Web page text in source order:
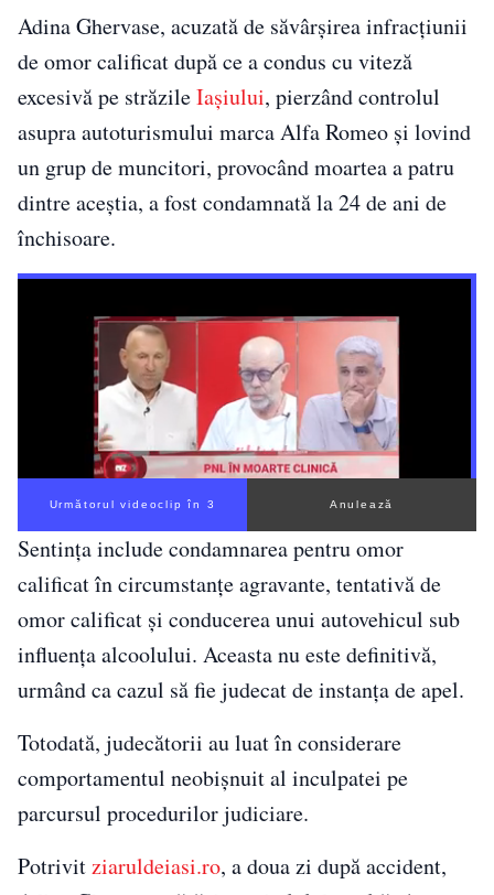
Adina Ghervase, acuzată de săvârșirea infracțiunii
de omor calificat după ce a condus cu viteză
excesivă pe străzileIașiului, pierzând controlul
asupra autoturismului marca Alfa Romeo și lovind
un grup de muncitori, provocând moartea a patru
dintre aceștia, a fost condamnată la 24 de ani de
închisoare.
Următorul videoclip în 2 Anulează
Sentința include condamnarea pentru omor
calificat în circumstanțe agravante, tentativă de
omor calificat și conducerea unui autovehicul sub
influența alcoolului. Aceasta nu este definitivă,
urmând ca cazul să fie judecat de instanța de apel.
Totodată, judecătorii au luat în considerare
comportamentul neobișnuit al inculpatei pe
parcursul procedurilor judiciare.
Potrivitziaruldeiasi.ro, a doua zi după accident,